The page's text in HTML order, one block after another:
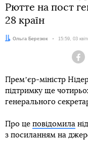
Рютте на пост
28 країн
Автор:
Ольга Березюк Дата:
15:59, 03
Премʼєр-міністр
підтримку ще
генерального
Про це повідомила
з посиланням на